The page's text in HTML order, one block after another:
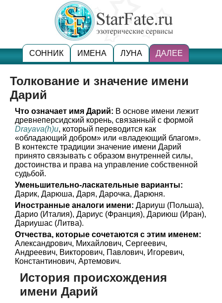
СОННИК ИМЕНА ЛУНА ДАЛЕЕ
Толкование и значение имени
Дарий
Что означает имя Дарий: В основе имени лежит
древнеперсидский корень, связанный с формой
Drayava(h)u, который переводится как
«обладающий добром» или «владеющий благом».
В контексте традиции значение имени Дарий
принято связывать с образом внутренней силы,
достоинства и права на управление собственной
судьбой.
Уменьшительно-ласкательные варианты:
Дарик, Дарюша, Даря, Дарочка, Дарюня.
Иностранные аналоги имени: Дариуш (Польша),
Дарио (Италия), Дариус (Франция), Дариюш (Иран),
Дариушас (Литва).
Отчества, которые сочетаются с этим именем:
Александрович, Михайлович, Сергеевич,
Андреевич, Викторович, Павлович, Игоревич,
Константинович, Артемович.
История происхождения
имени Дарий